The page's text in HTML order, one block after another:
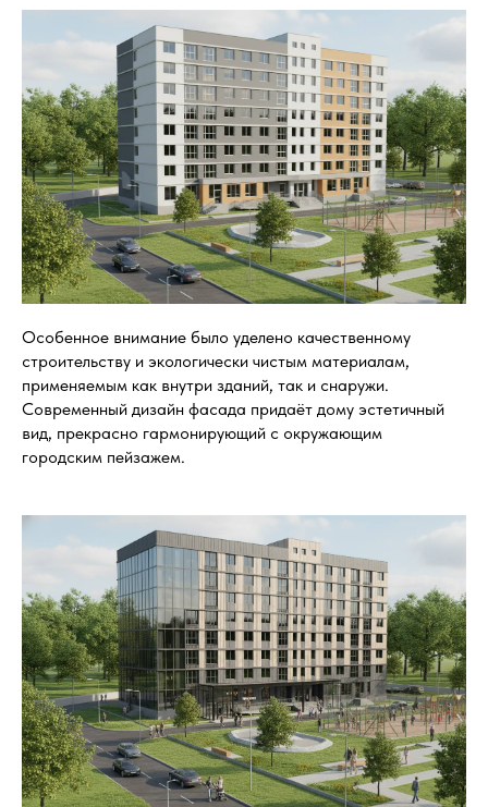
Особенное внимание было уделено качественному
строительству и экологически чистым материалам,
применяемым как внутри зданий, так и снаружи.
Современный дизайн фасада придаёт дому эстетичный
вид, прекрасно гармонирующий с окружающим
городским пейзажем.